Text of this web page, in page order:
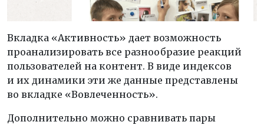
Вкладка «Активность» дает возможность
проанализировать все разнообразие реакций
пользователей на контент. В виде индексов
и их динамики эти же данные представлены
во вкладке «Вовлеченность».
Дополнительно можно сравнивать пары